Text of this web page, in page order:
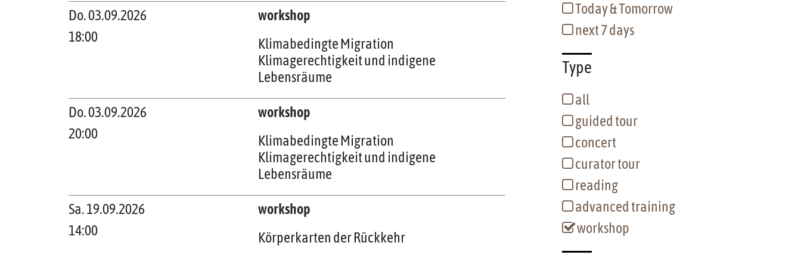
Do. 03.09.2026
18:00
workshop
Klimabedingte Migration
Klimagerechtigkeit und indigene
Lebensräume
Do. 03.09.2026
20:00
workshop
Klimabedingte Migration
Klimagerechtigkeit und indigene
Lebensräume
Sa. 19.09.2026
14:00
workshop
Körperkarten der Rückkehr
Today & Tomorrow
next 7 days
Type
all
guided tour
concert
curator tour
reading
advanced training
workshop